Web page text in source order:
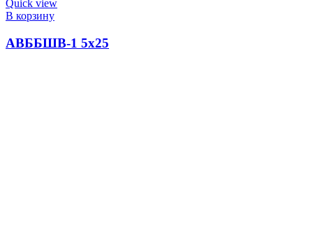
Quick view
В корзину
АВББШВ-1 5х25